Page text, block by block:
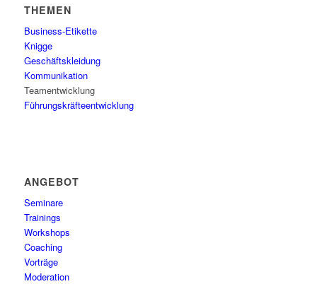
THEMEN
Business-Etikette
Knigge
Geschäftskleidung
Kommunikation
Teamentwicklung
Führungskräfteentwicklung
ANGEBOT
Seminare
Trainings
Workshops
Coaching
Vorträge
Moderation